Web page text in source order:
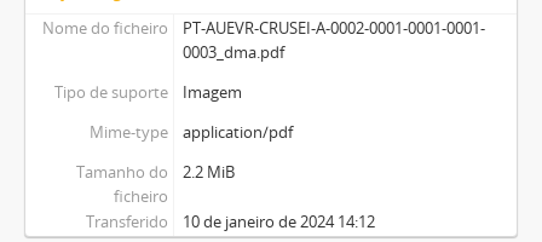
Nome do ficheiro
PT-AUEVR-CRUSEI-A-0002-0001-0001-0001-
0003_dma.pdf
Tipo de suporte
Imagem
Mime-type
application/pdf
Tamanho do
ficheiro
2.2 MiB
Transferido 10 de janeiro de 2024 14:12